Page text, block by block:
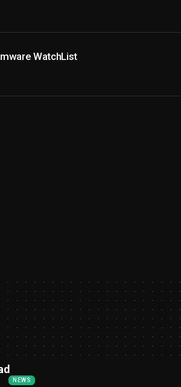
WatchList
NEWS